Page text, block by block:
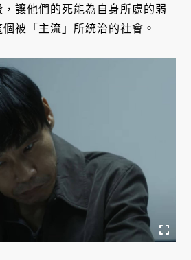
讓他們的死能為自身所處的弱
被「主流」所統治的社會。